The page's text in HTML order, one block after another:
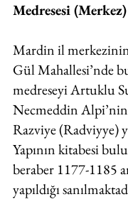
Medresesi (Merkez)
Mardin il
Gül Mahallesi’nde
medreseyi Artuklu
Necmeddin
Razviye (Radviyye)
Yapının kitabesi
beraber 1177-1185
yapıldığı